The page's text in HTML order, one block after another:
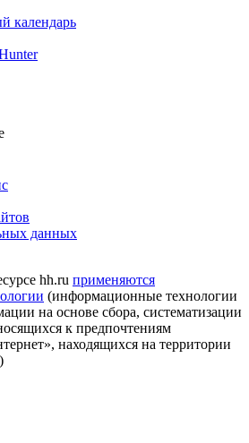
календарь
данных
hh.ru применяются
(информационные технологии
на основе сбора, систематизации
к предпочтениям
находящихся на территории